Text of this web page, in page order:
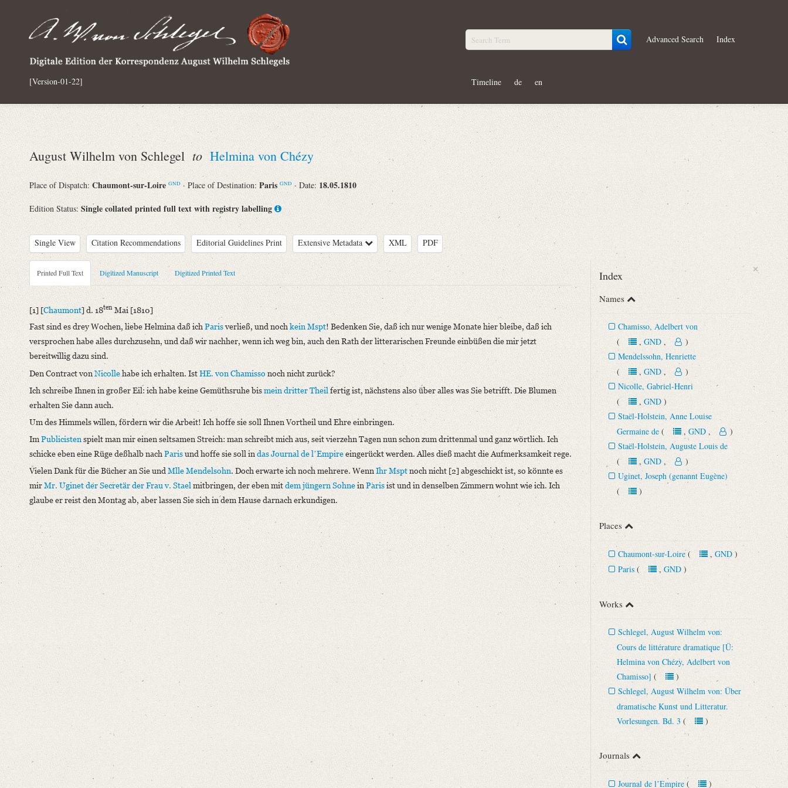
[Version-01-22]
Advanced Search Index
Timeline de en
August Wilhelm von Schlegel to Helmina von Chézy
Place of Dispatch: Chaumont-sur-Loire GND · Place of Destination:Paris GND · Date: 18.05.1810
Edition Status: Single collated printed full text with registry labelling
Single View Citation Recommendations Editorial Guidelines Print Extensive Metadata XML PDF
Metadata Concerning Header
Sender: August Wilhelm von Schlegel
Recipient: Helmina von Chézy
Place of Dispatch: Chaumont-sur-Loire
Place of Destination: Paris GND
Date: 18.05.1810
Notations: Datum (Jahr) erschlossen.
Printed Text
Provider: Dresden, Sächsische Landesbibliothek - Staats- und Universitätsbibliothek
OAI Id: 343347008
Bibliography: Briefe von und an August Wilhelm Schlegel. Gesammelt und erläutert durch Josef Körner. Bd. 1. Zürich u.a. 1930, S. 256.
Incipit: „[1] [Chaumont] d. 18ten Mai [1810]
Fast sind es drey Wochen, liebe Helmina daß ich Paris verließ, und noch kein Mspt! Bedenken [...]“
Manuscript
Provider: Kraków, Biblioteka Jagiellońska
Printed Full Text Digitized Manuscript Digitized Printed Text
[1] [Chaumont] d. 18ten Mai [1810]
Fast sind es drey Wochen, liebe Helmina daß ich Parisverließ, und noch kein Mspt! Bedenken Sie, daß ich nur wenige Monate hier bleibe, daß ich
versprochen habe alles durchzusehn, und daß wir nachher, wenn ich weg bin, auch den Rath der litterarischen Freunde einbüßen die mir jetzt
bereitwillig dazu sind.
Den Contract vonNicollehabe ich erhalten. IstHE. von Chamisso noch nicht zurück?
Ich schreibe Ihnen in großer Eil: ich habe keine Gemüthsruhe bismein dritter Theil fertig ist, nächstens also über alles was Sie betrifft. Die Blumen
erhalten Sie dann auch.
Um des Himmels willen, fördern wir die Arbeit! Ich hoffe sie soll Ihnen Vortheil und Ehre einbringen.
ImPublicistenspielt man mir einen seltsamen Streich: man schreibt mich aus, seit vierzehn Tagen nun schon zum drittenmal und ganz wörtlich. Ich
schicke eben eine Rüge deßhalb nach Parisund hoffe sie soll in das Journal de lʼEmpireeingerückt werden. Alles dieß macht die Aufmerksamkeit rege.
Vielen Dank für die Bücher an Sie und Mlle Mendelsohn. Doch erwarte ich noch mehrere. Wenn Ihr Msptnoch nicht [2] abgeschickt ist, so könnte es
mirMr. Uginet der Secretärder Frau v. Stael mitbringen, der eben mitdem jüngern SohneinParisist und in denselben Zimmern wohnt wie ich. Ich
glaube er reist den Montag ab, aber lassen Sie sich in dem Hause darnach erkundigen.
×
Index
Names
Chamisso, Adelbert von
(, GND, )
Mendelssohn, Henriette
(, GND, )
Nicolle, Gabriel-Henri
(, GND)
Staël-Holstein, Anne Louise
Germaine de (, GND, )
Staël-Holstein, Auguste Louis de
(, GND, )
Uginet, Joseph (genannt Eugène)
()
Places
Chaumont-sur-Loire (, GND)
Paris (, GND)
Works
Schlegel, August Wilhelm von:
Cours de littérature dramatique [Ü:
Helmina von Chézy, Adelbert von
Chamisso] ()
Schlegel, August Wilhelm von: Über
dramatische Kunst und Litteratur.
Vorlesungen. Bd. 3 ()
Journals
Journal de lʼEmpire ()